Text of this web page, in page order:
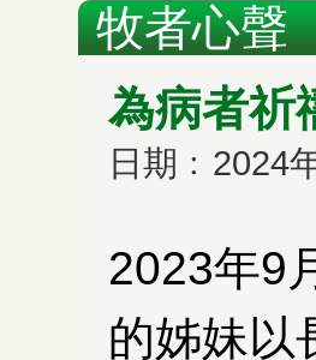
牧者心聲
為病者祈
日期﹕2024
2023年9
的姊妹以